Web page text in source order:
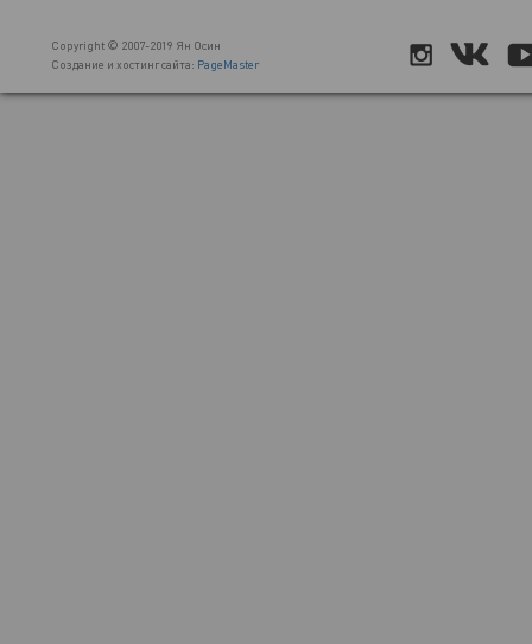
Copyright © 2007-2019 Ян Осин
Создание и хостинг сайта: PageMaster